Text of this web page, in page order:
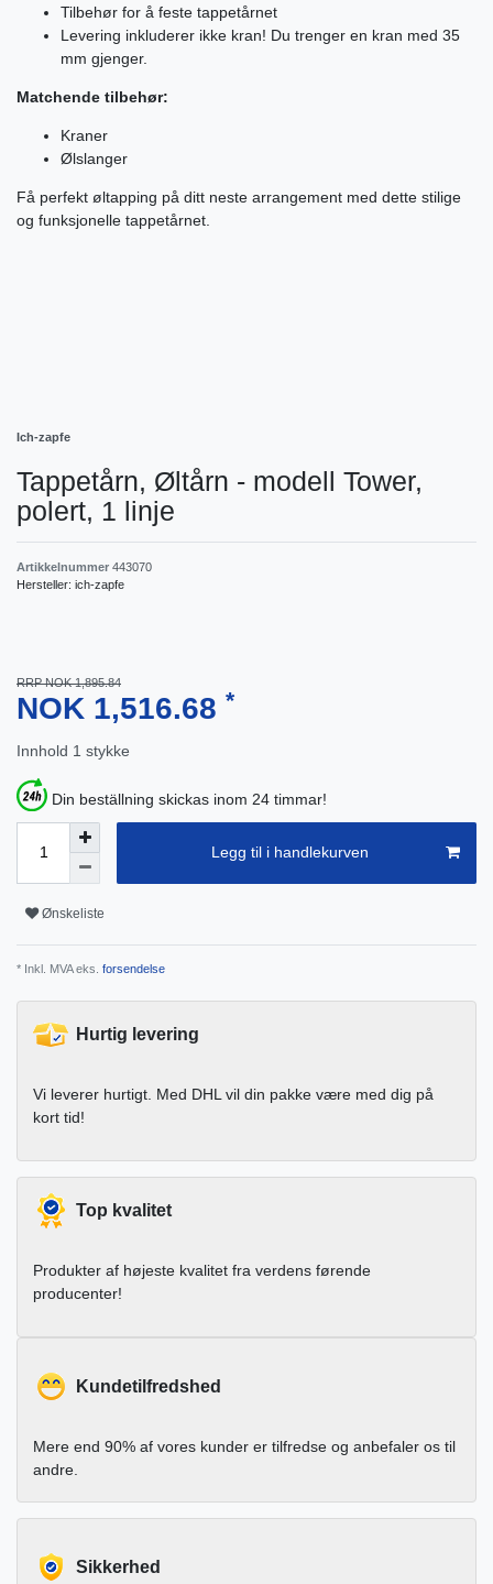
Tilbehør for å feste tappetårnet
Levering inkluderer ikke kran! Du trenger en kran med 35
mm gjenger.
Matchende tilbehør:
Kraner
Ølslanger
Få perfekt øltapping på ditt neste arrangement med dette stilige
og funksjonelle tappetårnet.
Ich-zapfe
Tappetårn, Øltårn - modell Tower,
polert, 1 linje
Artikkelnummer 443070
Hersteller: ich-zapfe
RRP NOK 1,895.84
NOK 1,516.68 *
Innhold 1 stykke
Din beställning skickas inom 24 timmar!
Legg til i handlekurven
Ønskeliste
* Inkl. MVA eks. forsendelse
Hurtig levering
Vi leverer hurtigt. Med DHL vil din pakke være med dig på
kort tid!
Top kvalitet
Produkter af højeste kvalitet fra verdens førende
producenter!
Kundetilfredshed
Mere end 90% af vores kunder er tilfredse og anbefaler os til
andre.
Sikkerhed